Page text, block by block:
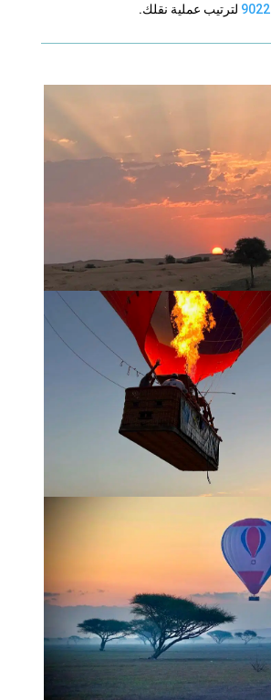
9022 لترتيب عملية نقلك.